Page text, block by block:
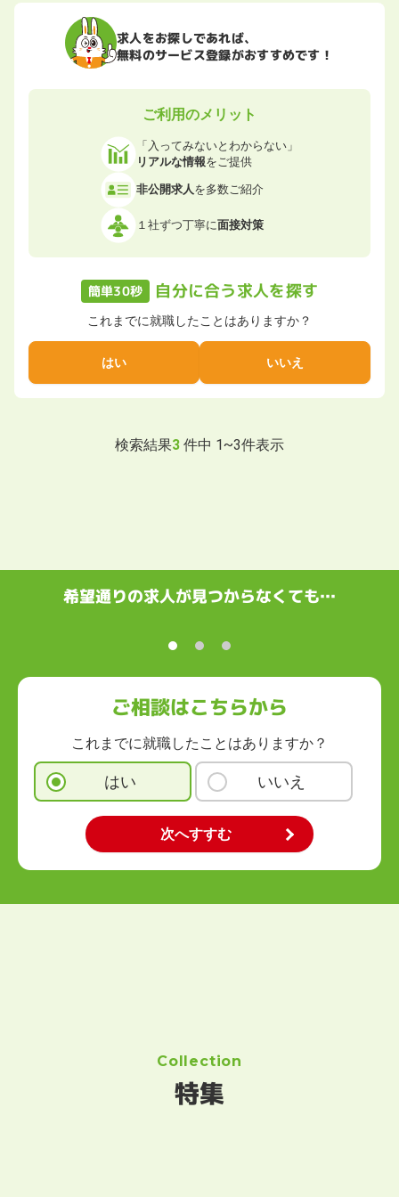
求人をお探しであれば、
無料のサービス登録がおすすめです！
ご利用のメリット
「入ってみないとわからない」
リアルな情報をご提供
非公開求人を多数ご紹介
１社ずつ丁寧に面接対策
簡単30秒 自分に合う求人を探す
これまでに就職したことはありますか？
はい いいえ
検索結果3 件中 1~3件表示
希望通りの求人が見つからなくても…
ご相談はこちらから
これまでに就職したことはありますか？
はい いいえ
Collection
特集